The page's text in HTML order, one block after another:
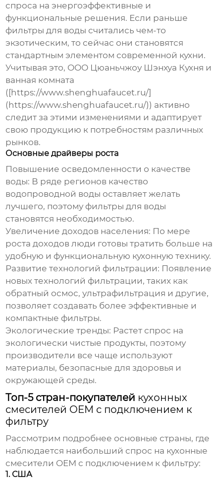
спроса на энергоэффективные и
функциональные решения. Если раньше
фильтры для воды считались чем-то
экзотическим, то сейчас они становятся
стандартным элементом современной кухни.
Учитывая это, ООО Цюаньчжоу Шэнхуа Кухня и
ванная комната
([https://www.shenghuafaucet.ru/]
(https://www.shenghuafaucet.ru/)) активно
следит за этими изменениями и адаптирует
свою продукцию к потребностям различных
рынков.
Основные драйверы роста
Повышение осведомленности о качестве
воды: В ряде регионов качество
водопроводной воды оставляет желать
лучшего, поэтому фильтры для воды
становятся необходимостью.
Увеличение доходов населения: По мере
роста доходов люди готовы тратить больше на
удобную и функциональную кухонную технику.
Развитие технологий фильтрации: Появление
новых технологий фильтрации, таких как
обратный осмос, ультрафильтрация и другие,
позволяет создавать более эффективные и
компактные фильтры.
Экологические тренды: Растет спрос на
экологически чистые продукты, поэтому
производители все чаще используют
материалы, безопасные для здоровья и
окружающей среды.
Топ-5 стран-покупателей кухонных
смесителей OEM с подключением к
фильтру
Рассмотрим подробнее основные страны, где
наблюдается наибольший спрос на кухонные
смесители OEM с подключением к фильтру:
1. США